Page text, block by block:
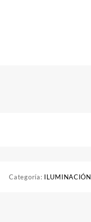
Categoría: ILUMINACIÓN